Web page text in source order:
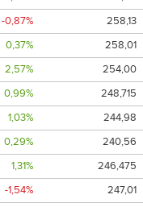
-0,87%
258,13
0,37%
258,01
2,57%
254,00
0,99%
248,715
1,03%
244,98
0,29%
240,56
1,31%
246,475
-1,54%
247,01